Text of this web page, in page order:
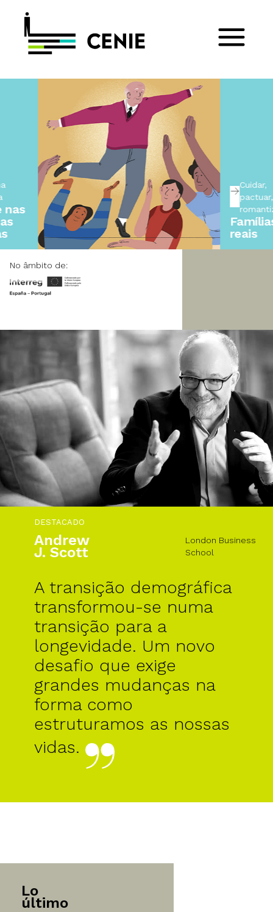
Cuidar,
pactuar, não
romantizar
Famílias
reais
No âmbito de:
DESTACADO
Andrew
J. Scott
London Business
School
A transição demográfica
transformou-se numa
transição para a
longevidade. Um novo
desafio que exige
grandes mudanças na
forma como
estruturamos as nossas
vidas.
Lo
último